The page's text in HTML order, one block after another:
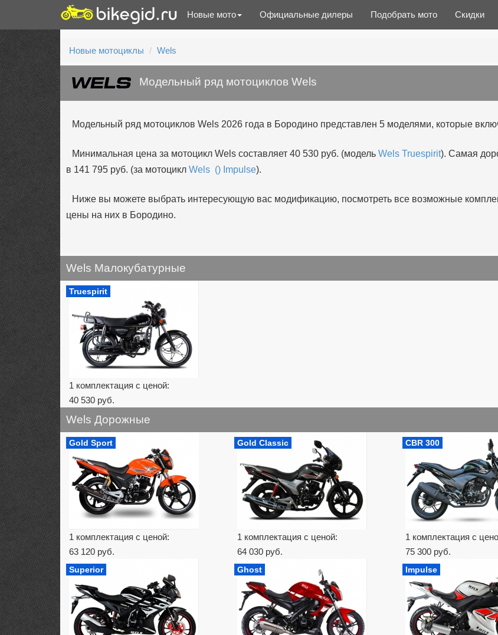
Новые мото Официальные дилеры Подобрать мото Скидки
Новые мотоциклы Wels
Модельный ряд мотоциклов Wels
Модельный ряд мотоциклов Wels 2026 года в Бородино представлен 5 моделями, которые
Минимальная цена за мотоцикл Wels составляет 40 530 руб. (модель Wels Truespirit). Самая
в 141 795 руб. (за мотоцикл Wels () Impulse).
Ниже вы можете выбрать интересующую вас модификацию, посмотреть все возможные
цены на них в Бородино.
Wels Малокубатурные
Truespirit
1 комплектация с ценой:
40 530 руб.
Wels Дорожные
Gold Sport
1 комплектация с ценой:
63 120 руб.
Gold Classic
1 комплектация с ценой:
64 030 руб.
CBR 300
1 комплектация с
75 300 руб.
Superior Ghost Impulse